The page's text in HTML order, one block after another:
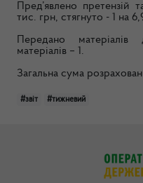
Пред’явлено
тис. грн, стягнуто - 1 на
Передано
матеріалів – 1.
Загальна сума
#звіт #тижневий